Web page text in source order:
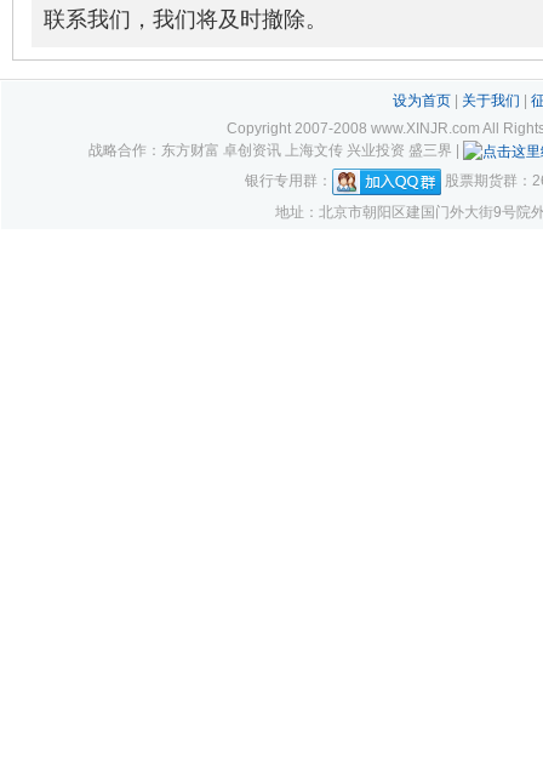
联系我们，我们将及时撤除。
设为首页| 关于我们
Copyright 2007-2008 www.XINJR.com All
战略合作：东方财富 卓创资讯 上海文传 兴业投资 盛三界 |
银行专用群：
股票期货群：
地址：北京市朝阳区建国门外大街9号院